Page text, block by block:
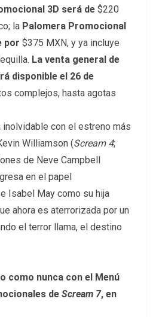
3D será de $220
la Palomera Promocional
por $375 MXN, y ya incluye
La venta general de
disponible el 26 de
complejos, hasta agotas
con el estreno más
Williamson (Scream 4;
de Neve Campbell
en el papel
Isabel May como su hija
ahora es aterrorizada por un
el terror llama, el destino
como nunca con el Menú
de Scream 7, en